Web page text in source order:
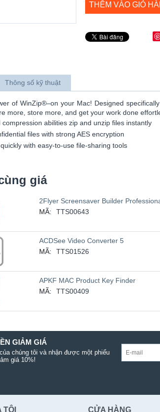
THÊM VÀO GIỎ
Thông số kỹ thuật
of WinZip®–on your Mac! Designed
more, store more, and get your work done
compression abilities zip and unzip files instantly
files with strong AES encryption
with easy-to-use file-sharing tools
giá
2Flyer Screensaver Builder
MÃ:
TTS00643
ACDSee Video Converter 5
MÃ:
TTS01526
APKF MAC Product Key Finder
MÃ:
TTS00409
GIẢM GIÁ
chúng tôi và nhận được một phiếu
giá 10%!
CỬA HÀNG